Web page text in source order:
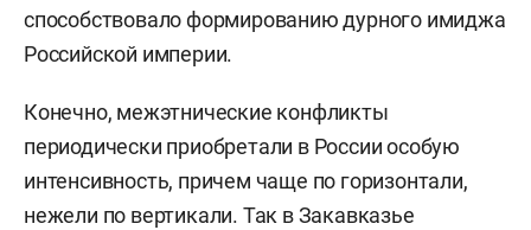
способствовало формированию дурного имиджа
Российской империи.
Конечно, межэтнические конфликты
периодически приобретали в России особую
интенсивность, причем чаще по горизонтали,
нежели по вертикали. Так в Закавказье